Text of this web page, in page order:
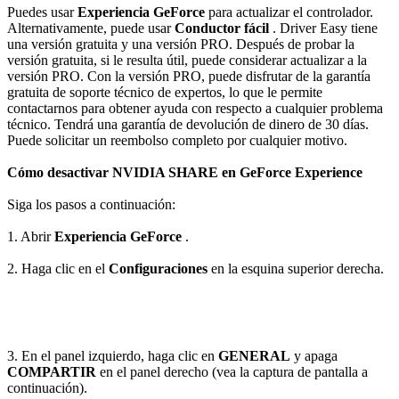
Puedes usarExperiencia GeForce para actualizar el controlador.
Alternativamente, puede usarConductor fácil . Driver Easy tiene
una versión gratuita y una versión PRO. Después de probar la
versión gratuita, si le resulta útil, puede considerar actualizar a la
versión PRO. Con la versión PRO, puede disfrutar de la garantía
gratuita de soporte técnico de expertos, lo que le permite
contactarnos para obtener ayuda con respecto a cualquier problema
técnico. Tendrá una garantía de devolución de dinero de 30 días.
Puede solicitar un reembolso completo por cualquier motivo.
Cómo desactivar NVIDIA SHARE en GeForce Experience
Siga los pasos a continuación:
1. AbrirExperiencia GeForce .
2. Haga clic en el Configuraciones en la esquina superior derecha.
3. En el panel izquierdo, haga clic en GENERAL y apaga
COMPARTIR en el panel derecho (vea la captura de pantalla a
continuación).